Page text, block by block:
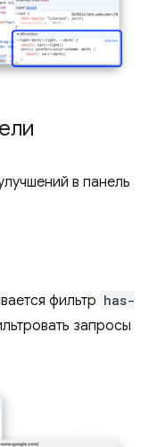
в панель
фильтр has-
запросы